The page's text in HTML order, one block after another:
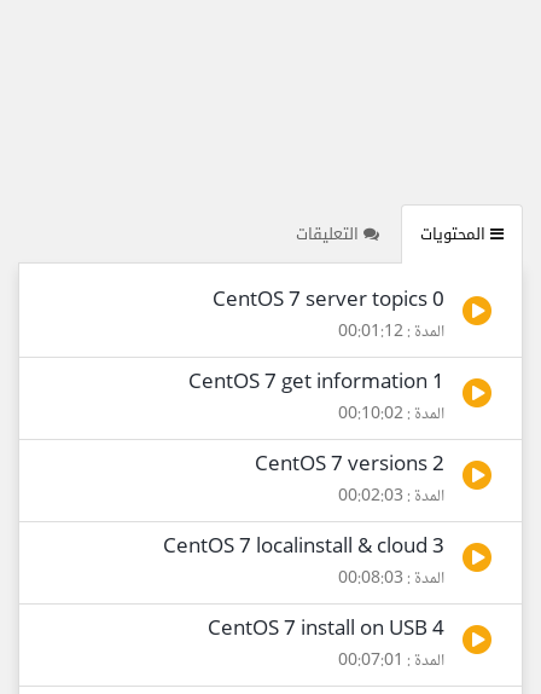
المحتويات التعليقات
0 CentOS 7 server topics
المدة : 00:01:12
1 CentOS 7 get information
المدة : 00:10:02
2 CentOS 7 versions
المدة : 00:02:03
3 CentOS 7 localinstall & cloud
المدة : 00:08:03
4 CentOS 7 install on USB
المدة : 00:07:01